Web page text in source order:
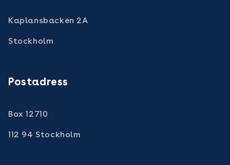
Kaplansbacken 2A
Stockholm
Postadress
Box 12710
112 94 Stockholm